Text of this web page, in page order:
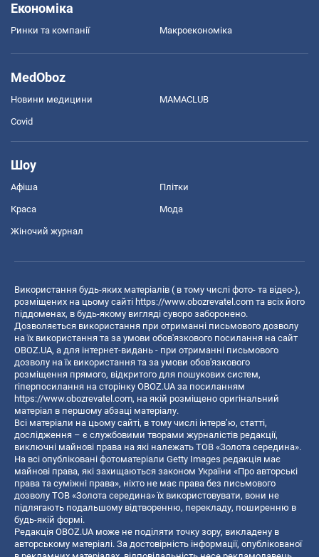
Економіка
Ринки та компанії Макроекономіка
MedOboz
Новини медицини MAMACLUB
Covid
Шоу
Афіша Плітки
Краса Мода
Жіночий журнал
Використання будь-яких матеріалів ( в тому числі фото- та відео-),
розміщених на цьому сайті https://www.obozrevatel.com та всіх його
піддоменах, в будь-якому вигляді суворо заборонено.
Дозволяється використання при отриманні письмового дозволу
на їх використання та за умови обов'язкового посилання на сайт
OBOZ.UA, а для інтернет-видань - при отриманні письмового
дозволу на їх використання та за умови обов'язкового
розміщення прямого, відкритого для пошукових систем,
гіперпосилання на сторінку OBOZ.UA за посиланням
https://www.obozrevatel.com, на якій розміщено оригінальний
матеріал в першому абзаці матеріалу.
Всі матеріали на цьому сайті, в тому числі інтерв’ю, статті,
дослідження – є службовими творами журналістів редакції,
виключні майнові права на які належать ТОВ «Золота середина».
На всі опубліковані фотоматеріали Getty Images редакція має
майнові права, які захищаються законом України «Про авторські
права та суміжні права», ніхто не має права без письмового
дозволу ТОВ «Золота середина» їх використовувати, вони не
підлягають подальшому відтворенню, перекладу, поширенню в
будь-якій формі.
Редакція OBOZ.UA може не поділяти точку зору, викладену в
авторському матеріалі. За достовірність інформації, опублікованої